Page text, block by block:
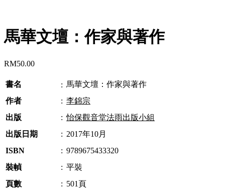
馬華文壇：作家與著作
RM50.00
書名 : 馬華文壇：作家與著作
作者
: 李錦宗
出版
: 怡保觀音堂法雨出版小組
出版日期
: 2017年10月
ISBN
: 9789675433320
裝幀
: 平裝
頁數
: 501頁